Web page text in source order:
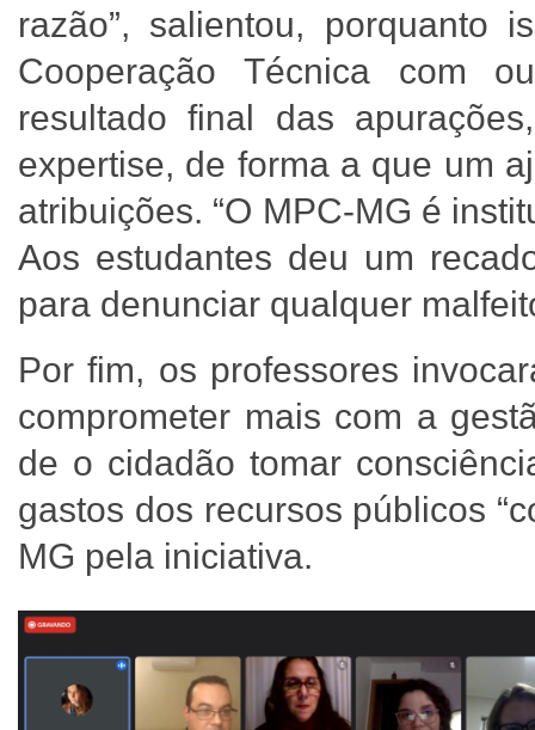
razão”, salientou, porquanto
Cooperação Técnica com
resultado final das
expertise, de forma a que um
atribuições. “O MPC-MG é
Aos estudantes deu um
para denunciar qualquer
Por fim, os professores
comprometer mais com a
de o cidadão tomar
gastos dos recursos públicos
MG pela iniciativa.